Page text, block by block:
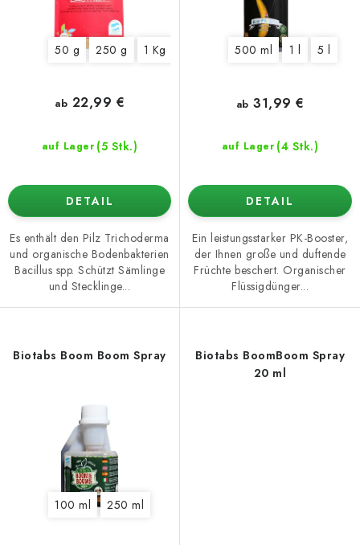
50 g 250 g 1 Kg
auf Lager (5 Stk.)
ab 22,99 €
DETAIL
Es enthält den Pilz Trichoderma
und organische Bodenbakterien
Bacillus spp. Schützt Sämlinge
und Stecklinge...
500 ml 1 l 5 l
auf Lager (4 Stk.)
ab 31,99 €
DETAIL
Ein leistungsstarker PK-Booster,
der Ihnen große und duftende
Früchte beschert. Organischer
Flüssigdünger...
Biotabs Boom Boom Spray
100 ml 250 ml
Biotabs BoomBoom Spray
20 ml